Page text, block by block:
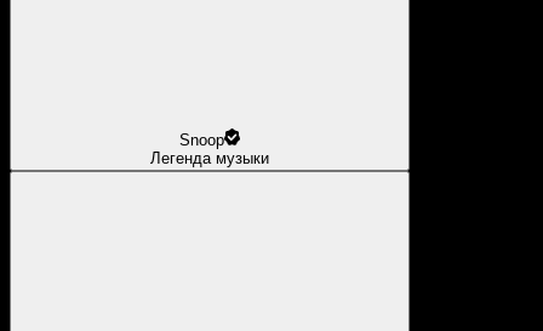
Snoop
Легенда музыки